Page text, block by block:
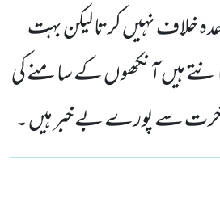
وعدہ خلاف نہیں کرتا لیکن بہت
ہیں آنکھوں کے سامنے کی
آخرت سے پورے بے خبر ہیں ۔